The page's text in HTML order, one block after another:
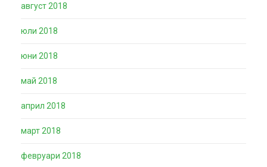
август 2018
юли 2018
юни 2018
май 2018
април 2018
март 2018
февруари 2018